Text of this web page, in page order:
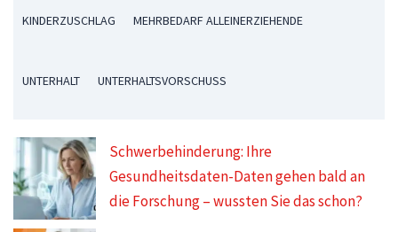
KINDERZUSCHLAG MEHRBEDARF ALLEINERZIEHENDE
UNTERHALT UNTERHALTSVORSCHUSS
Schwerbehinderung: Ihre
Gesundheitsdaten-Daten gehen bald an
die Forschung – wussten Sie das schon?